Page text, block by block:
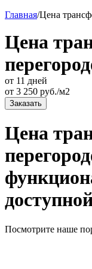
Главная/Цена
Цена
от 11 дней
от 3 250 руб./м2
Заказать
Цена
Посмотрите наше